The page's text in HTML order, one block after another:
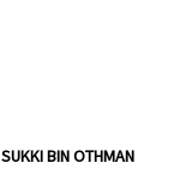
BIN OTHMAN